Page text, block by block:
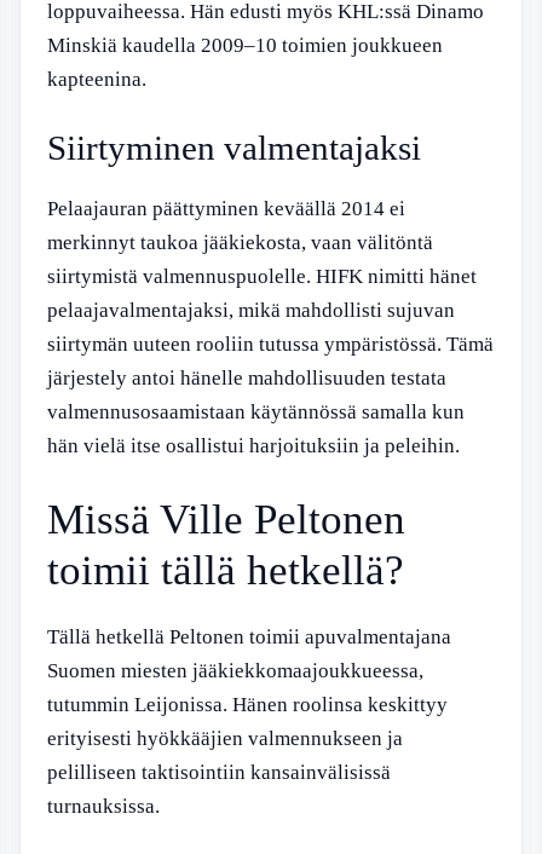
loppuvaiheessa. Hän edusti myös KHL:ssä Dinamo
Minskiä kaudella 2009–10 toimien joukkueen
kapteenina.
Siirtyminen valmentajaksi
Pelaajauran päättyminen keväällä 2014 ei
merkinnyt taukoa jääkiekosta, vaan välitöntä
siirtymistä valmennuspuolelle. HIFK nimitti hänet
pelaajavalmentajaksi, mikä mahdollisti sujuvan
siirtymän uuteen rooliin tutussa ympäristössä. Tämä
järjestely antoi hänelle mahdollisuuden testata
valmennusosaamistaan käytännössä samalla kun
hän vielä itse osallistui harjoituksiin ja peleihin.
Missä Ville Peltonen
toimii tällä hetkellä?
Tällä hetkellä Peltonen toimii apuvalmentajana
Suomen miesten jääkiekkomaajoukkueessa,
tutummin Leijonissa. Hänen roolinsa keskittyy
erityisesti hyökkääjien valmennukseen ja
pelilliseen taktisointiin kansainvälisissä
turnauksissa.